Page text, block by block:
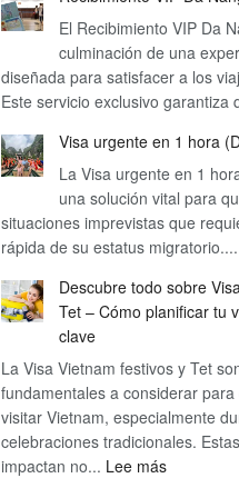
El Recibimiento VIP Da
culminación de una
diseñada para satisfacer a los
Este servicio exclusivo garantiza
Visa urgente en 1 hora
La Visa urgente en 1
una solución vital para
situaciones imprevistas que
rápida de su estatus migratorio....
Descubre todo sobre
Tet – Cómo planificar tu
clave
La Visa Vietnam festivos y Tet
fundamentales a considerar
visitar Vietnam, especialmente
celebraciones tradicionales.
impactan no... Lee más: